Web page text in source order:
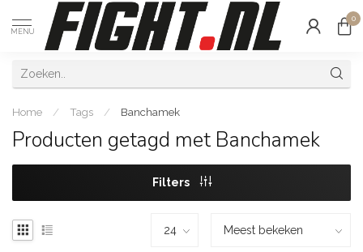
MENU
0
Home / Tags / Banchamek
Producten getagd met Banchamek
Filters